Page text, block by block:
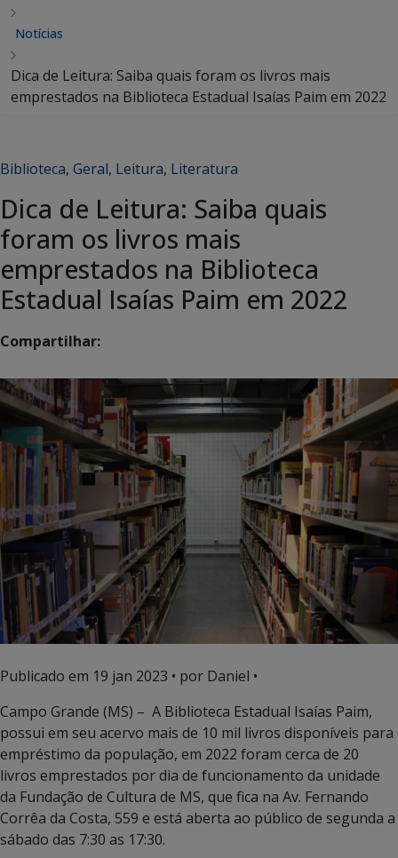
Notícias
Dica de Leitura: Saiba quais foram os livros mais
emprestados na Biblioteca Estadual Isaías Paim em 2022
Biblioteca, Geral, Leitura, Literatura
Dica de Leitura: Saiba quais
foram os livros mais
emprestados na Biblioteca
Estadual Isaías Paim em 2022
Compartilhar:
Publicado em 19 jan 2023 • por Daniel •
Campo Grande (MS) – A Biblioteca Estadual Isaías Paim,
possui em seu acervo mais de 10 mil livros disponíveis para
empréstimo da população, em 2022 foram cerca de 20
livros emprestados por dia de funcionamento da unidade
da Fundação de Cultura de MS, que fica na Av. Fernando
Corrêa da Costa, 559 e está aberta ao público de segunda a
sábado das 7:30 as 17:30.